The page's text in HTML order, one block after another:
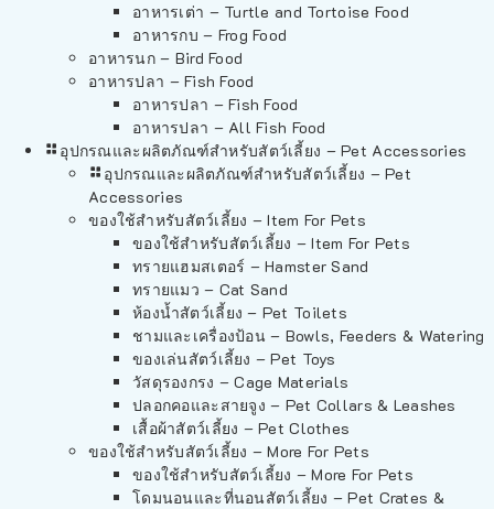
อาหารเต่า – Turtle and Tortoise Food
อาหารกบ – Frog Food
อาหารนก – Bird Food
อาหารปลา – Fish Food
อาหารปลา – Fish Food
อาหารปลา – All Fish Food
อุปกรณและผลิตภัณฑ์สำหรับสัตว์เลี้ยง – Pet Accessories
อุปกรณและผลิตภัณฑ์สำหรับสัตว์เลี้ยง – Pet
Accessories
ของใช้สำหรับสัตว์เลี้ยง – Item For Pets
ของใช้สำหรับสัตว์เลี้ยง – Item For Pets
ทรายแฮมสเตอร์ – Hamster Sand
ทรายแมว – Cat Sand
ห้องน้ำสัตว์เลี้ยง – Pet Toilets
ชามและเครื่องป้อน – Bowls, Feeders & Watering
ของเล่นสัตว์เลี้ยง – Pet Toys
วัสดุรองกรง – Cage Materials
ปลอกคอและสายจูง – Pet Collars & Leashes
เสื้อผ้าสัตว์เลี้ยง – Pet Clothes
ของใช้สำหรับสัตว์เลี้ยง – More For Pets
ของใช้สำหรับสัตว์เลี้ยง – More For Pets
โดมนอนและที่นอนสัตว์เลี้ยง – Pet Crates &